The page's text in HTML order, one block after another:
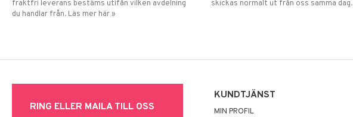
fraktfri leverans bestäms utifån vilken avdelning
du handlar från. Läs mer här »
skickas normalt ut från oss samma dag.
RING ELLER MAILA TILL OSS
KUNDTJÄNST
MIN PROFIL